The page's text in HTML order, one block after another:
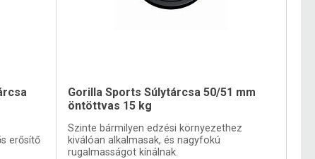
erősítő
Gorilla Sports Súlytárcsa 50/51 mm
öntöttvas 15 kg
Szinte bármilyen edzési környezethez
kiválóan alkalmasak, és nagyfokú
rugalmasságot kínálnak.